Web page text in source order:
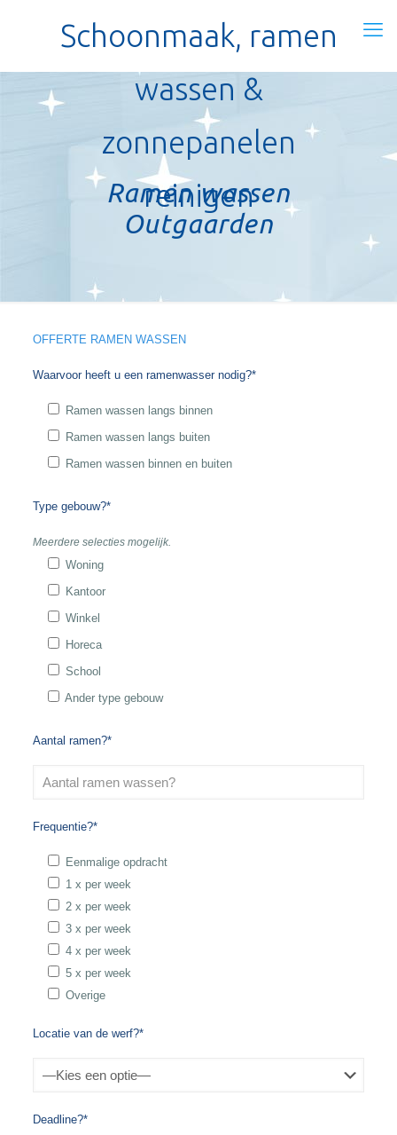
Schoonmaak, ramen
wassen &
zonnepanelen
reinigen
Ramen wassen
Outgaarden
OFFERTE RAMEN WASSEN
Waarvoor heeft u een ramenwasser nodig?*
Ramen wassen langs binnen
Ramen wassen langs buiten
Ramen wassen binnen en buiten
Type gebouw?*
Meerdere selecties mogelijk.
Woning
Kantoor
Winkel
Horeca
School
Ander type gebouw
Aantal ramen?*
Frequentie?*
Eenmalige opdracht
1 x per week
2 x per week
3 x per week
4 x per week
5 x per week
Overige
Locatie van de werf?*
Deadline?*